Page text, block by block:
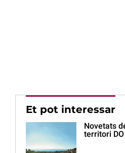
Et pot interessar
Novetats
territori